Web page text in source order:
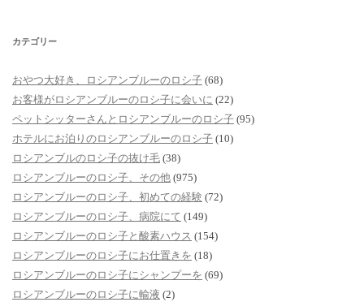
カテゴリー
おやつ大好き、ロシアンブルーのロシ子 (68)
お客様がロシアンブルーのロシ子に会いに (22)
ペットシッターさんとロシアンブルーのロシ子 (95)
ホテルにお泊りのロシアンブルーのロシ子 (10)
ロシアンブルのロシ子の抜け毛 (38)
ロシアンブルーのロシ子、その他 (975)
ロシアンブルーのロシ子、初めての経験 (72)
ロシアンブルーのロシ子、病院にて (149)
ロシアンブルーのロシ子と酸素ハウス (154)
ロシアンブルーのロシ子にお仕置きを (18)
ロシアンブルーのロシ子にシャンプーを (69)
ロシアンブルーのロシ子に輸液 (2)